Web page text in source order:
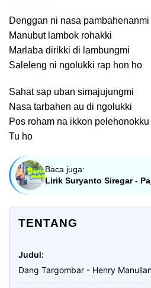
Denggan ni nasa pambahenanmi
Manubut lambok rohakki
Marlaba dirikki di lambungmi
Saleleng ni ngolukki rap hon ho
Sahat sap uban simajujungmi
Nasa tarbahen au di ngolukki
Pos roham na ikkon pelehonokku
Tu ho
Baca juga:
Lirik Suryanto Siregar -
TENTANG
Judul
Dang Targombar - Henry